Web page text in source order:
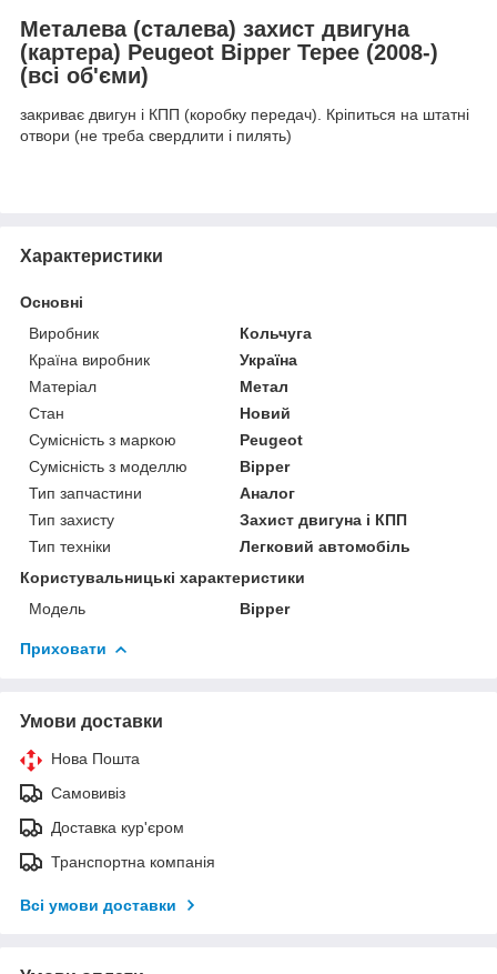
Металева (сталева) захист двигуна
(картера) Peugeot Bipper Tepee (2008-)
(всі об'єми)
закриває двигун і КПП (коробку передач). Кріпиться на штатні
отвори (не треба свердлити і пилять)
Характеристики
Основні
Виробник
Кольчуга
Країна виробник
Україна
Матеріал
Метал
Стан
Новий
Сумісність з маркою
Peugeot
Сумісність з моделлю
Bipper
Тип запчастини
Аналог
Тип захисту
Захист двигуна і КПП
Тип техніки
Легковий автомобіль
Користувальницькі характеристики
Мoдель
Bipper
Приховати
Умови доставки
Нова Пошта
Самовивіз
Доставка кур'єром
Транспортна компанія
Всі умови доставки